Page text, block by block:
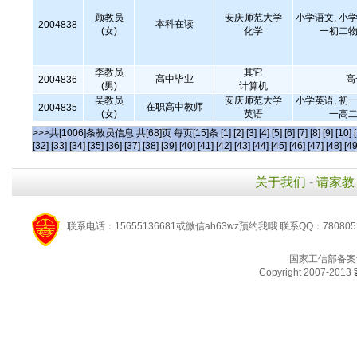
2004838
顾教员
(女)
本科在读
安庆师范大学
化学
小学语文, 小
一初二
2004836
李教员
(男)
高中毕业
其它
计算机
2004835
吴教员
(女)
在职高中教师
安庆师范大学
英语
小学英语, 初
一高
>>>共[1006]条教员信息 共[68]页 每页[15]条 [1] [2] [3] [4] [5] [6] [7] [8] [9] [10]
[32] [33] [34] [35] [36] [37] [38] [39] [40] [41] [42] [43] [44] [45] [46] [47] [48]
关于我们 - 请家教
联系电话：15655136681或微信ah63wz预约我哦 联系QQ：
国家工信部备
Copyright 2007-2013